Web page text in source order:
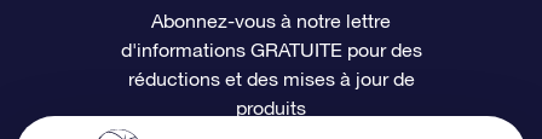
Questions fréquemment posées
Revues
Carte cadeau OSR
Page d’accueil personnalisée
Informations de paiement
Informations d’expédition
Abonnez-vous à notre lettre
d'informations GRATUITE pour des
réductions et des mises à jour de
produits